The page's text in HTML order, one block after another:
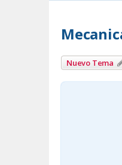
Nuevo Tema